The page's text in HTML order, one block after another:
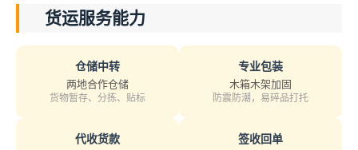
货运服务能力
仓储中转
两地合作仓储
货物暂存、分拣、贴标
专业包装
木箱木架加固
防震防潮，易碎品打托
代收货款 签收回单